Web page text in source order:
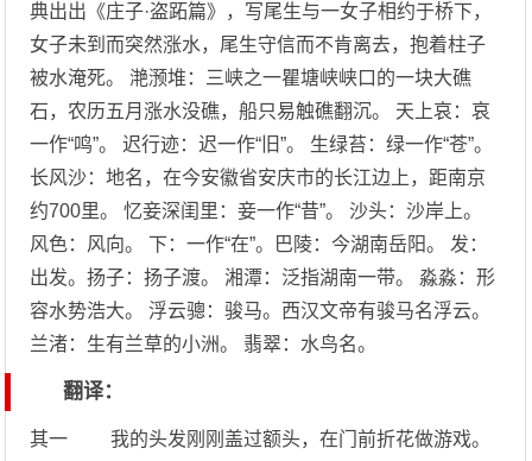
典出出《庄子·盗跖篇》，写尾生与一女子相约于桥下，
女子未到而突然涨水，尾生守信而不肯离去，抱着柱子
被水淹死。 滟滪堆：三峡之一瞿塘峡峡口的一块大礁
石，农历五月涨水没礁，船只易触礁翻沉。 天上哀：哀
一作“鸣”。 迟行迹：迟一作“旧”。 生绿苔：绿一作“苍”。
长风沙：地名，在今安徽省安庆市的长江边上，距南京
约700里。 忆妾深闺里：妾一作“昔”。 沙头：沙岸上。
风色：风向。 下：一作“在”。巴陵：今湖南岳阳。 发：
出发。扬子：扬子渡。 湘潭：泛指湖南一带。 淼淼：形
容水势浩大。 浮云骢：骏马。西汉文帝有骏马名浮云。
兰渚：生有兰草的小洲。 翡翠：水鸟名。
翻译：
其一 我的头发刚刚盖过额头，在门前折花做游戏。